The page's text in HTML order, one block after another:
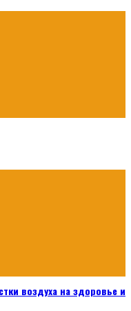
воздуха на здоровье и